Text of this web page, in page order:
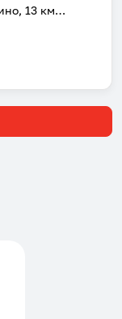
Красногорск, рабочий поселок Нахабино, 13 км от МКАД, 31 км Волоколамского шоссе